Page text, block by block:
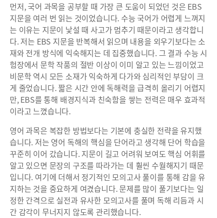
먼저, 국어 과목을 공부할 때 가장 큰 도움이 되었던 것은 EBS
지문을 여러 번 읽는 것이었습니다. 수능 국어가 어렵게 느껴지
는 이유는 지문이 낯설 때 사고가 멈추기 때문이라고 생각합니
다. 저는 EBS 지문을 반복해서 읽으며 내용을 외우기보다는 소
재와 전개 방식에 익숙해지는 데 집중했습니다. 그 결과 수능 시
험장에서 문학 작품의 절반 이상이 이미 알고 있는 느낌이었고
비문학 역시 모든 소재가 익숙하게 다가와 심리적인 부담이 크
게 줄었습니다. 짧은 시간 안에 독해력을 급격히 올리기 어렵지
만, EBS를 통해 배경지식과 친숙함을 쌓는 전력은 매우 효과적
이라고 느꼈습니다.
영어 과목은 복잡한 방법보다는 기본에 충실한 전략을 유지했
습니다. 저는 영어 독해의 핵심을 단어라고 생각해 단어 학습을
꾸준히 이어 갔습니다. 지문이 길고 어려워 보여도 핵심 어휘를
알고 있으면 문장의 구조를 따라가는 데 훨씬 수월해지기 때문
입니다. 여기에 더해서 정기적인 모의고사 풀이를 통해 감을 유
지하는 것을 중요하게 여겼습니다. 문제를 많이 풀기보다는 일
정한 간격으로 실전과 유사한 모의고사를 풀며 독해 리듬과 시
간 감각이 무너지지 않도록 관리했습니다.